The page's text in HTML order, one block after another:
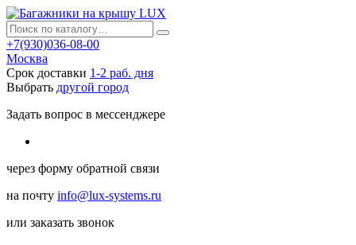
+7(930)036-08-00
Москва
Срок доставки 1-2 раб. дня
Выбрать другой город
Задать вопрос в мессенджере
через форму обратной связи
на почту info@lux-systems.ru
или заказать звонок